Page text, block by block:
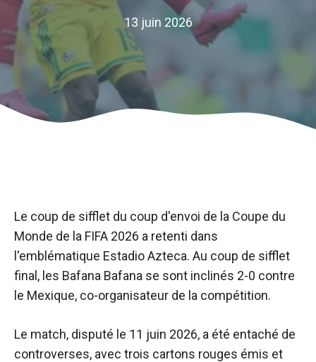
13 juin 2026
Le coup de sifflet du coup d'envoi de la Coupe du
Monde de la FIFA 2026 a retenti dans
l'emblématique Estadio Azteca. Au coup de sifflet
final, les Bafana Bafana se sont inclinés 2-0 contre
le Mexique, co-organisateur de la compétition.
Le match, disputé le 11 juin 2026, a été entaché de
controverses, avec trois cartons rouges émis et